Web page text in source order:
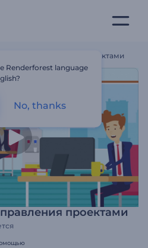
Для Управления Проектами
проектами
Renderforest language
No, thanks